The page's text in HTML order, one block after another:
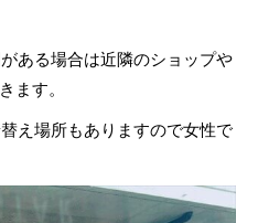
ある場合は近隣のショップや
ます。
え場所もありますので女性で